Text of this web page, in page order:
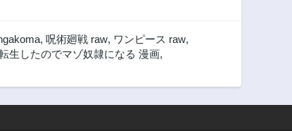
, 呪術廻戦 raw, ワンピース raw,
生したのでマゾ奴隷になる 漫画,